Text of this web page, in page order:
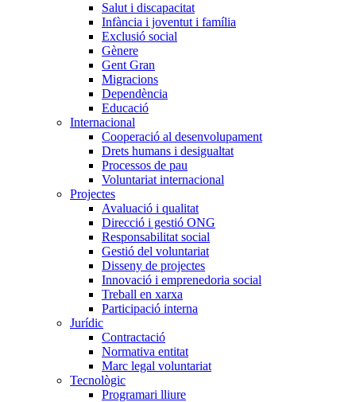
Salut i discapacitat
Infància i joventut i família
Exclusió social
Gènere
Gent Gran
Migracions
Dependència
Educació
Internacional
Cooperació al desenvolupament
Drets humans i desigualtat
Processos de pau
Voluntariat internacional
Projectes
Avaluació i qualitat
Direcció i gestió ONG
Responsabilitat social
Gestió del voluntariat
Disseny de projectes
Innovació i emprenedoria social
Treball en xarxa
Participació interna
Jurídic
Contractació
Normativa entitat
Marc legal voluntariat
Tecnològic
Programari lliure